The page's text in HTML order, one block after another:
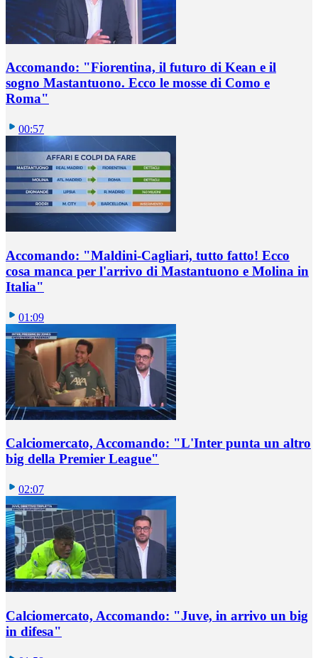
Accomando: "Fiorentina, il futuro di Kean e il
sogno Mastantuono. Ecco le mosse di Como e
Roma"
00:57
Accomando: "Maldini-Cagliari, tutto fatto! Ecco
cosa manca per l'arrivo di Mastantuono e Molina in
Italia"
01:09
Calciomercato, Accomando: "L'Inter punta un altro
big della Premier League"
02:07
Calciomercato, Accomando: "Juve, in arrivo un big
in difesa"